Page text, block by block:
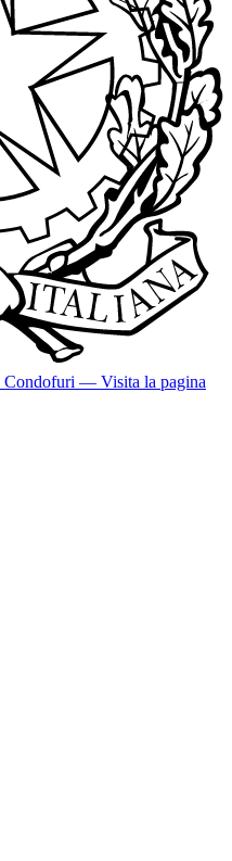
Condofuri — Visita la pagina